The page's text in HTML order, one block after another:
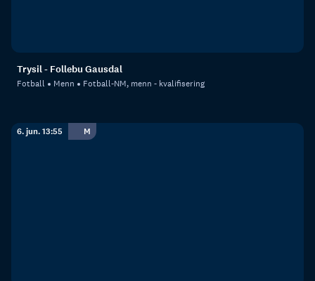
Trysil - Follebu Gausdal
Fotball Menn Fotball-NM, menn - kvalifisering
6. jun. 13:55 M